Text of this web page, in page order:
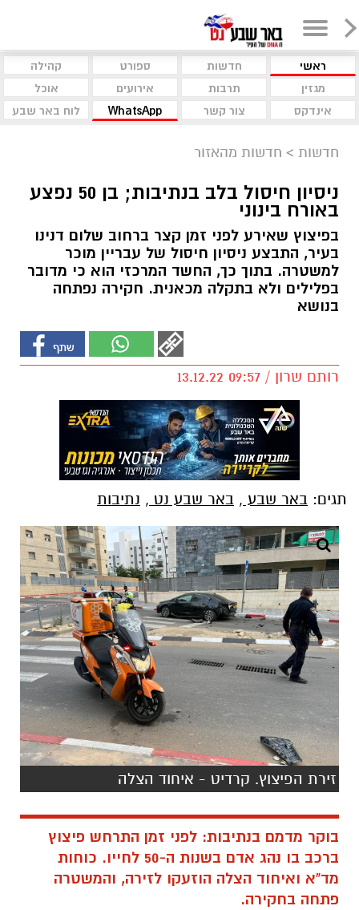
ראשי חדשות ספורט
קהילה
מגזין
תרבות אירועים
אוכל
אינדקס
צור קשר WhatsApp לוח באר שבע
חדשות > חדשות מהאזור
ניסיון חיסול בלב בנתיבות; בן 50 נפצע
באורח בינוני
בפיצוץ שאירע לפני זמן קצר ברחוב שלום דנינו
בעיר, התבצע ניסיון חיסול של עבריין מוכר
למשטרה. בתוך כך, החשד המרכזי הוא כי מדובר
בפלילים ולא בתקלה מכאנית. חקירה נפתחה
בנושא
רותם שרון / 09:57 13.12.22
תגים: באר שבע , באר שבע נט , נתיבות
זירת הפיצוץ. קרדיט - איחוד הצלה
בוקר מדמם בנתיבות: לפני זמן התרחש פיצוץ
ברכב בו נהג אדם בשנות ה-50 לחייו. כוחות
מד"א ואיחוד הצלה הוזעקו לזירה, והמשטרה
פתחה בחקירה.